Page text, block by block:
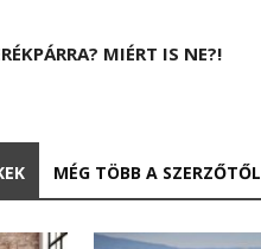
MIÉRT IS NE?!
MÉG TÖBB A SZERZŐTŐL